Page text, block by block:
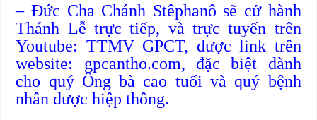
– Đức Cha Chánh Stêphanô sẽ cử hành
Thánh Lễ trực tiếp, và trực tuyến trên
Youtube: TTMV GPCT, được link trên
website: gpcantho.com, đặc biệt dành
cho quý Ông bà cao tuổi và quý bệnh
nhân được hiệp thông.